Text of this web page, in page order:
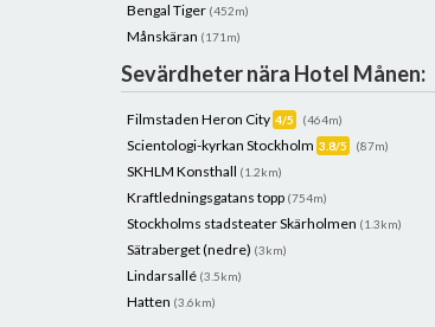
Bengal Tiger (452m)
Månskäran (171m)
Sevärdheter nära Hotel Månen:
Filmstaden Heron City 4/5 (464m)
Scientologi-kyrkan Stockholm 3.8/5 (87m)
SKHLM Konsthall (1.2km)
Kraftledningsgatans topp (754m)
Stockholms stadsteater Skärholmen (1.3km)
Sätraberget (nedre) (3km)
Lindarsallé (3.5km)
Hatten (3.6km)